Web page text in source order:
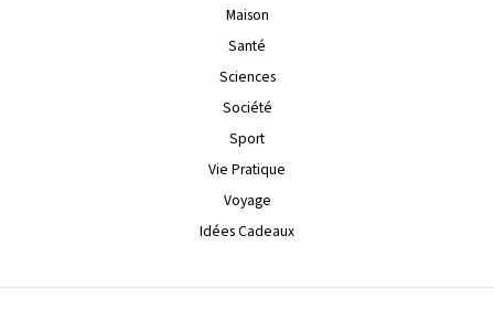
Maison
Santé
Sciences
Société
Sport
Vie Pratique
Voyage
Idées Cadeaux